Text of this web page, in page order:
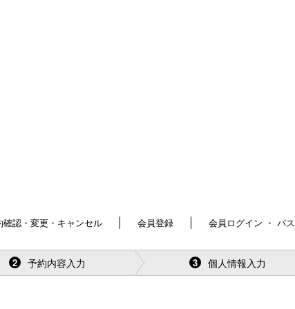
確認・変更・キャンセル 会員登録 会員ログイン ・ パ
2 予約内容入力 3 個人情報入力